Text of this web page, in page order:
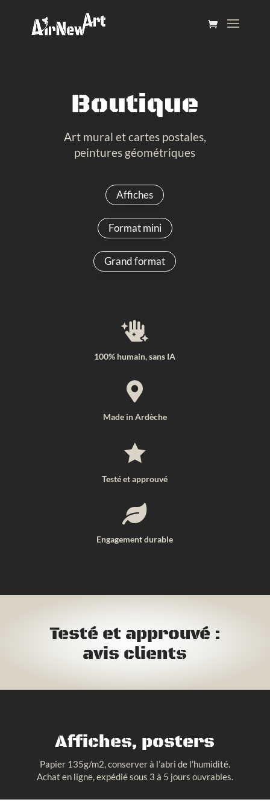
Boutique
Art mural et cartes postales,
peintures géométriques
Affiches
Format mini
Grand format

100% humain, sans IA

Made in Ardèche

Testé et approuvé

Engagement durable
Testé et approuvé :
avis clients
Affiches, posters
Papier 135g/m2, conserver à l’abri de l’humidité.
Achat en ligne, expédié sous 3 à 5 jours ouvrables.